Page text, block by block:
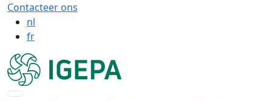
Contacteer ons
nl
fr